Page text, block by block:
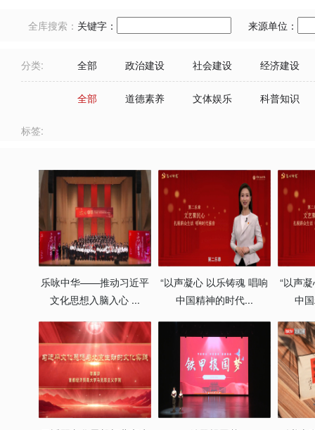
全库搜索： 关键字： 来源单位：
分类: 全部 政治建设 社会建设 经济建设
全部 道德素养 文体娱乐 科普知识
标签:
乐咏中华——推动习近平
文化思想入脑入心 ...
“以声凝心 以乐铸魂 唱响
中国精神的时代...
“以声
中